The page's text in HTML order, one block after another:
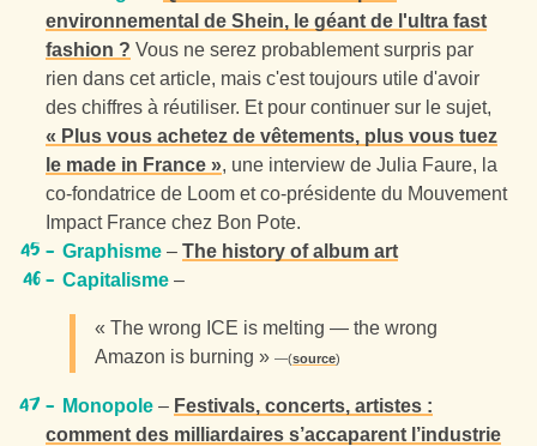
environnemental de Shein, le géant de l'ultra fast
fashion ? Vous ne serez probablement surpris par
rien dans cet article, mais c'est toujours utile d'avoir
des chiffres à réutiliser. Et pour continuer sur le sujet,
« Plus vous achetez de vêtements, plus vous tuez
le made in France », une interview de Julia Faure, la
co-fondatrice de Loom et co-présidente du Mouvement
Impact France chez Bon Pote.
Graphisme –The history of album art
Capitalisme –
« The wrong ICE is melting — the wrong
Amazon is burning »
(source)
Monopole – Festivals, concerts, artistes :
comment des milliardaires s’accaparent l’industrie